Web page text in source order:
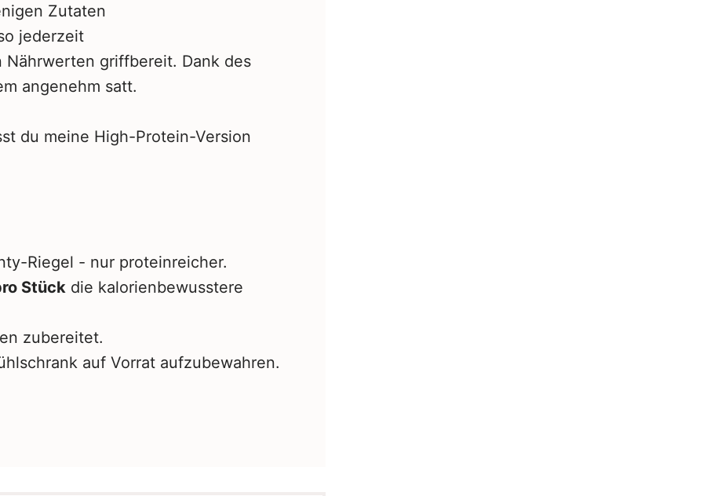
Zutaten
jederzeit
griffbereit. Dank des
angenehm satt.
du meine High-Protein-Version
Riegel - nur proteinreicher.
Stück die kalorienbewusstere
zubereitet.
auf Vorrat aufzubewahren.